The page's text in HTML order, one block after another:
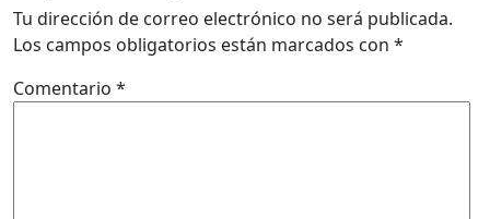
Tu dirección de correo electrónico no será publicada.
Los campos obligatorios están marcados con *
Comentario *